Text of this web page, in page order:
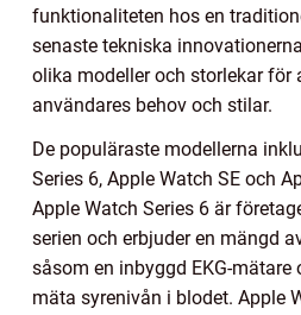
funktionaliteten hos en
senaste tekniska
olika modeller och storlekar för
användares behov och stilar.
De populäraste modellerna
Series 6, Apple Watch SE och
Apple Watch Series 6 är
serien och erbjuder en mängd
såsom en inbyggd EKG-
mäta syrenivån i blodet. Apple